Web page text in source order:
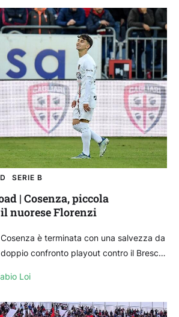
SERIE B
| Cosenza, piccola
nuorese Florenzi
è terminata con una salvezza da
confronto playout contro il Brescia
Loi